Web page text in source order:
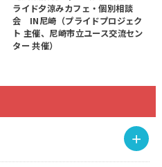
ライド夕涼みカフェ・個別相談
会 IN尼崎（プライドプロジェク
ト 主催、尼崎市立ユース交流セン
ター 共催）